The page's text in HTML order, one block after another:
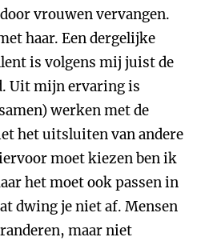
vrouwen vervangen.
haar. Een dergelijke
is volgens mij juist de
Uit mijn ervaring is
werken met de
het uitsluiten van andere
moet kiezen ben ik
het moet ook passen in
dwing je niet af. Mensen
maar niet